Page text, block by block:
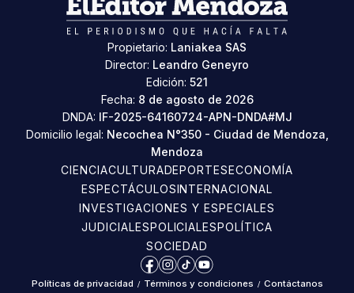
Propietario: Laniakea SAS
Director: Leandro Geneyro
Edición: 521
Fecha: 8 de agosto de 2026
DNDA: IF-2025-64160724-APN-DNDA#MJ
Domicilio legal: Necochea N°350 - Ciudad de Mendoza,
Mendoza
CIENCIACULTURADEPORTESECONOMÍA
ESPECTÁCULOSINTERNACIONAL
INVESTIGACIONES Y ESPECIALES
JUDICIALESPOLICIALESPOLÍTICA
SOCIEDAD
Facebook
Instagram
TikTokYouTube
Políticas de privacidad / Términos y condiciones / Contáctanos